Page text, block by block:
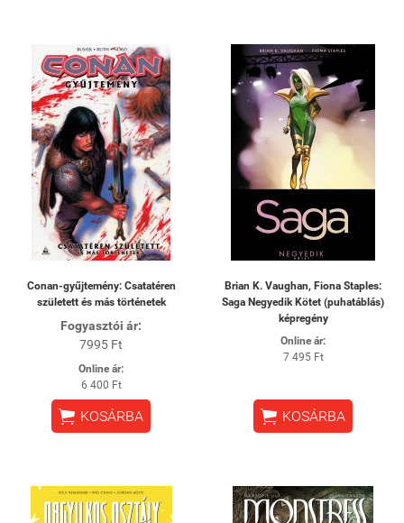
Conan-gyűjtemény: Csatatéren
született és más történetek
Fogyasztói ár:
7995 Ft
Online ár:
6 400 Ft
 KOSÁRBA
Brian K. Vaughan, Fiona Staples:
Saga Negyedik Kötet (puhatáblás)
képregény
Online ár:
7 495 Ft
 KOSÁRBA